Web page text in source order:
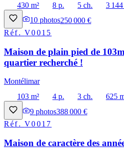
430 m²
8 p. 5 ch.
3 144
10 photos250 000 €
Réf.V0015
Maison de plain pied de
quartier recherché !
Montélimar
103 m²
4 p. 3 ch.
625
9 photos388 000 €
Réf.V0017
Maison de caractère des